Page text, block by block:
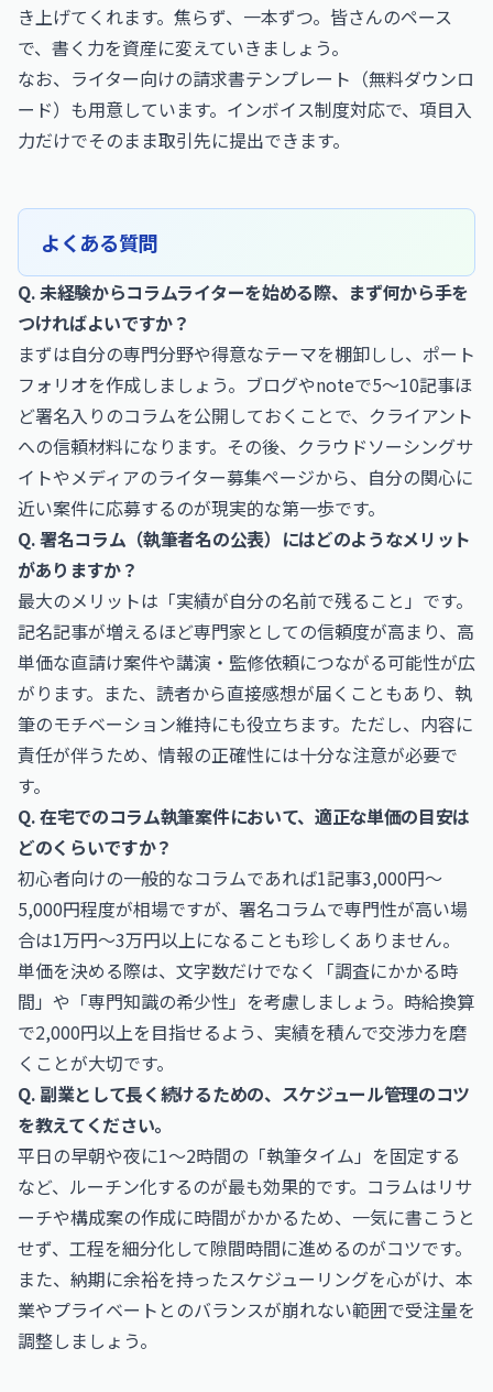
き上げてくれます。焦らず、一本ずつ。皆さんのペース
で、書く力を資産に変えていきましょう。
なお、 ライター向けの請求書テンプレート（無料ダウンロ
ード） も用意しています。インボイス制度対応で、項目入
力だけでそのまま取引先に提出できます。
よくある質問
Q. 未経験からコラムライターを始める際、まず何から手を
つければよいですか？
まずは自分の専門分野や得意なテーマを棚卸しし、ポート
フォリオを作成しましょう。ブログやnoteで5〜10記事ほ
ど署名入りのコラムを公開しておくことで、クライアント
への信頼材料になります。その後、クラウドソーシングサ
イトやメディアのライター募集ページから、自分の関心に
近い案件に応募するのが現実的な第一歩です。
Q. 署名コラム（執筆者名の公表）にはどのようなメリット
がありますか？
最大のメリットは「実績が自分の名前で残ること」です。
記名記事が増えるほど専門家としての信頼度が高まり、高
単価な直請け案件や講演・監修依頼につながる可能性が広
がります。また、読者から直接感想が届くこともあり、執
筆のモチベーション維持にも役立ちます。ただし、内容に
責任が伴うため、情報の正確性には十分な注意が必要で
す。
Q. 在宅でのコラム執筆案件において、適正な単価の目安は
どのくらいですか？
初心者向けの一般的なコラムであれば1記事3,000円〜
5,000円程度が相場ですが、署名コラムで専門性が高い場
合は1万円〜3万円以上になることも珍しくありません。
単価を決める際は、文字数だけでなく「調査にかかる時
間」や「専門知識の希少性」を考慮しましょう。時給換算
で2,000円以上を目指せるよう、実績を積んで交渉力を磨
くことが大切です。
Q. 副業として長く続けるための、スケジュール管理のコツ
を教えてください。
平日の早朝や夜に1〜2時間の「執筆タイム」を固定する
など、ルーチン化するのが最も効果的です。コラムはリサ
ーチや構成案の作成に時間がかかるため、一気に書こうと
せず、工程を細分化して隙間時間に進めるのがコツです。
また、納期に余裕を持ったスケジューリングを心がけ、本
業やプライベートとのバランスが崩れない範囲で受注量を
調整しましょう。